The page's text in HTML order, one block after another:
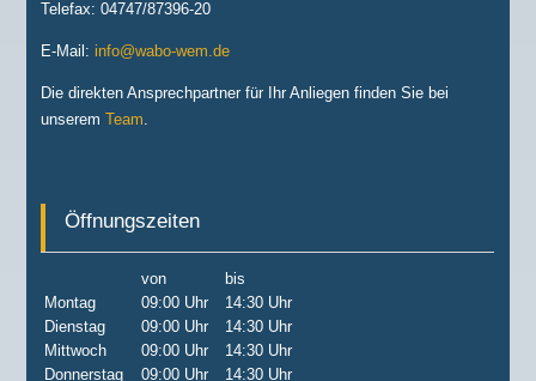
Telefax: 04747/87396-20
E-Mail:info@wabo-wem.de
Die direkten Ansprechpartner für Ihr Anliegen finden Sie bei
unseremTeam.
Öffnungszeiten
von
bis
Montag
09:00 Uhr
14:30 Uhr
Dienstag
09:00 Uhr
14:30 Uhr
Mittwoch
09:00 Uhr
14:30 Uhr
Donnerstag
09:00 Uhr 14:30 Uhr